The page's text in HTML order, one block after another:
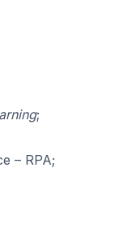
;
– RPA;